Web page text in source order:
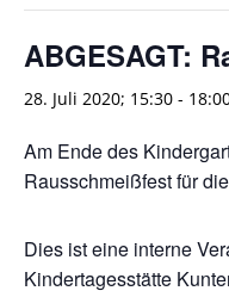
ABGESAGT:
28. Juli 2020; 15:30 -
Am Ende des
Rausschmeißfest für
Dies ist eine interne
Kindertagesstätte